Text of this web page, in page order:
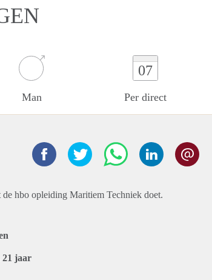
Man
07
Per direct
hbo opleiding Maritiem Techniek doet.
21 jaar